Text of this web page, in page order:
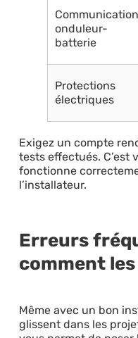
Communication
onduleur-
batterie
Protections
électriques
Exigez un compte
tests effectués. C’est
fonctionne
l’installateur.
Erreurs
comment
Même avec un bon
glissent dans les